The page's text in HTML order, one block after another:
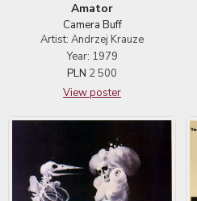
Amator
Camera Buff
Artist: Andrzej Krauze
Year: 1979
PLN 2 500
View poster